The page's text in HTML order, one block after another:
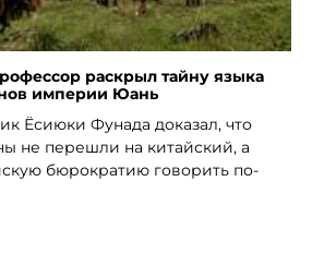
раскрыл тайну языка
империи Юань
Ёсиюки Фунада доказал, что
не перешли на китайский, а
бюрократию говорить по-